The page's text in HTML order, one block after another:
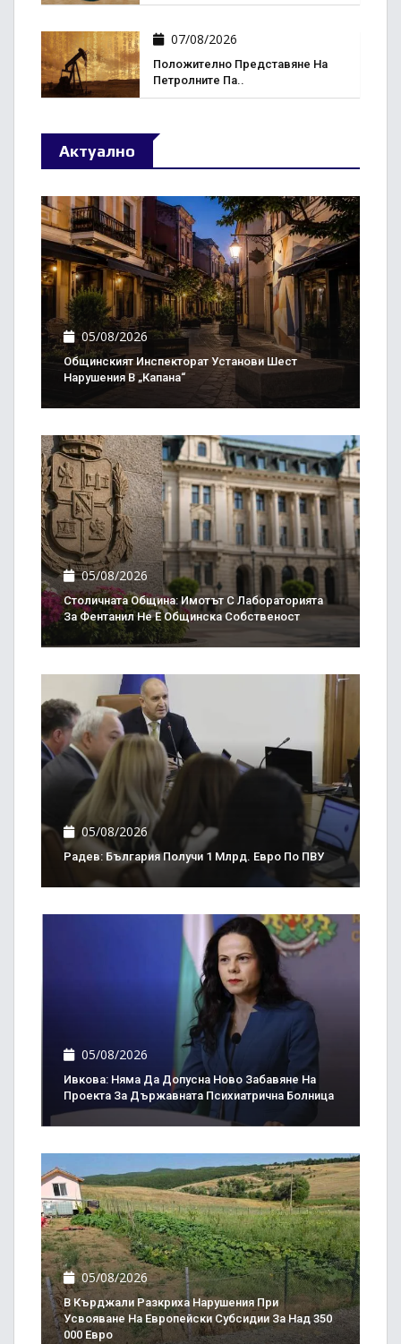
07/08/2026
Положително Представяне На
Петролните Па..
Актуално
05/08/2026
Общинският Инспекторат Установи Шест
Нарушения В „Капана“
05/08/2026
Столичната Община: Имотът С Лабораторията
За Фентанил Не Е Общинска Собственост
05/08/2026
Радев: България Получи 1 Млрд. Евро По ПВУ
05/08/2026
Ивкова: Няма Да Допусна Ново Забавяне На
Проекта За Държавната Психиатрична Болница
05/08/2026
В Кърджали Разкриха Нарушения При
Усвояване На Европейски Субсидии За Над 350
000 Евро